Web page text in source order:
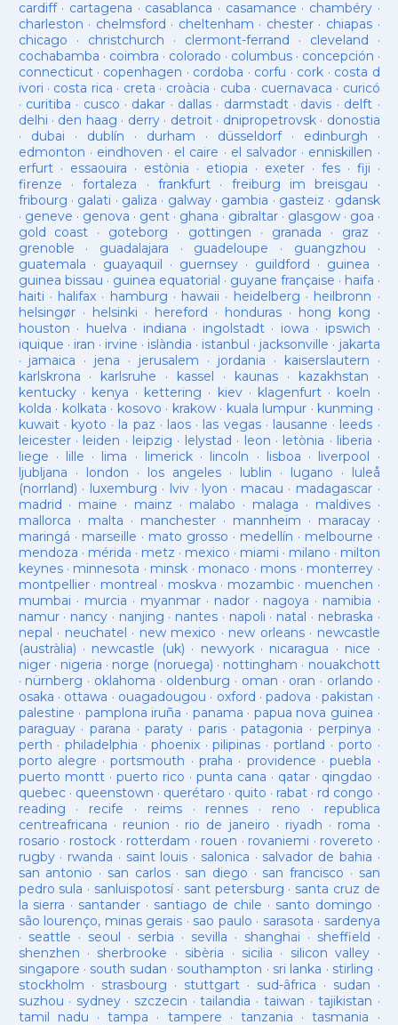
cardiff· cartagena · casablanca · casamance · chambéry·
charleston · chelmsford · cheltenham · chester· chiapas ·
chicago · christchurch · clermont-ferrand · cleveland ·
cochabamba · coimbra · colorado · columbus· concepción ·
connecticut· copenhagen · cordoba · corfu · cork · costa d
ivori · costa rica · creta · croàcia · cuba · cuernavaca · curicó
· curitiba · cusco · dakar · dallas · darmstadt· davis · delft ·
delhi · den haag · derry· detroit· dnipropetrovsk· donostia
· dubai · dublín · durham · düsseldorf· edinburgh ·
edmonton · eindhoven · el caire · el salvador · enniskillen ·
erfurt· essaouira · estònia · etiopia · exeter· fes· fiji ·
firenze ·fortaleza · frankfurt· freiburg im breisgau ·
fribourg · galati · galiza · galway· gambia · gasteiz · gdansk
· geneve · genova · gent· ghana · gibraltar· glasgow· goa ·
gold coast · goteborg · gottingen · granada · graz ·
grenoble · guadalajara · guadeloupe · guangzhou ·
guatemala · guayaquil · guernsey· guildford · guinea ·
guinea bissau · guinea equatorial · guyane française · haifa ·
haiti · halifax · hamburg · hawaii · heidelberg · heilbronn ·
helsingør· helsinki · hereford · honduras· hong kong ·
houston · huelva · indiana · ingolstadt· iowa · ipswich ·
iquique · iran · irvine · islàndia · istanbul · jacksonville · jakarta
· jamaica · jena · jerusalem · jordania · kaiserslautern ·
karlskrona · karlsruhe · kassel · kaunas· kazakhstan ·
kentucky· kenya · kettering · kiev· klagenfurt · koeln ·
kolda · kolkata · kosovo · krakow· kuala lumpur · kunming ·
kuwait· kyoto · la paz · laos· las vegas· lausanne · leeds ·
leicester· leiden · leipzig · lelystad · leon · letònia · liberia ·
liege · lille · lima · limerick· lincoln · lisboa · liverpool ·
ljubljana · london · los angeles· lublin · lugano · luleå
(norrland) · luxemburg · lviv · lyon · macau · madagascar·
madrid · maine · mainz · malabo · malaga · maldives·
mallorca · malta · manchester· mannheim · maracay·
maringá · marseille · mato grosso · medellín · melbourne ·
mendoza · mérida · metz · mexico · miami · milano · milton
keynes· minnesota · minsk · monaco · mons · monterrey ·
montpellier· montreal · moskva · mozambic· muenchen ·
mumbai · murcia · myanmar· nador · nagoya · namibia ·
namur· nancy · nanjing · nantes · napoli · natal · nebraska ·
nepal · neuchatel · new mexico · new orleans· newcastle
(austràlia) · newcastle (uk) · newyork· nicaragua · nice ·
niger· nigeria · norge (noruega) · nottingham · nouakchott
· nürnberg · oklahoma · oldenburg · oman · oran · orlando ·
osaka · ottawa · ouagadougou · oxford ·padova ·pakistan ·
palestine · pamplona iruña · panama · papua nova guinea ·
paraguay· parana ·paraty · paris·patagonia · perpinya ·
perth ·philadelphia · phoenix·pilipinas ·portland · porto ·
porto alegre ·portsmouth ·praha · providence ·puebla ·
puerto montt· puerto rico ·punta cana · qatar · qingdao ·
quebec· queenstown · querétaro · quito · rabat · rd congo ·
reading · recife · reims· rennes · reno · republica
centreafricana · reunion · rio de janeiro · riyadh · roma ·
rosario · rostock · rotterdam · rouen · rovaniemi · rovereto ·
rugby· rwanda · saint louis · salonica · salvador de bahia ·
san antonio · san carlos· san diego · san francisco · san
pedro sula · sanluispotosí· sant petersburg · santa cruz de
la sierra · santander · santiago de chile · santo domingo ·
são lourenço, minas gerais · sao paulo · sarasota · sardenya
· seattle · seoul · serbia · sevilla · shanghai · sheffield ·
shenzhen · sherbrooke · sibèria · sicilia · silicon valley ·
singapore · south sudan · southampton · sri lanka · stirling ·
stockholm · strasbourg · stuttgart· sud-âfrica · sudan ·
suzhou · sydney · szczecin ·tailandia ·taiwan · tajikistan ·
tamil nadu ·tampa · tampere · tanzania ·tasmania ·